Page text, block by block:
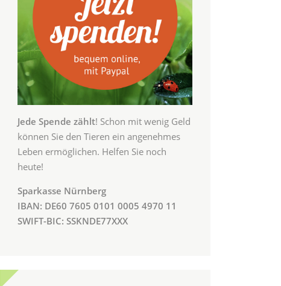
Jede Spende zählt! Schon mit wenig Geld
können Sie den Tieren ein angenehmes
Leben ermöglichen. Helfen Sie noch
heute!
Sparkasse Nürnberg
IBAN: DE60 7605 0101 0005 4970 11
SWIFT-BIC: SSKNDE77XXX